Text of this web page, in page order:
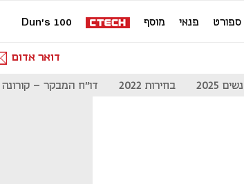
ספורט פנאי מוסף Dun's 100
דואר אדום
2025 בחירות 2022 דו"ח המבקר - קורונה